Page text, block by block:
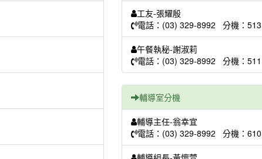
工友-張耀殷
電話：(03) 329-8992 分機：513
午餐執秘-謝淑莉
電話：(03) 329-8992 分機：511
輔導室分機
輔導主任-翁幸宜
電話：(03) 329-8992 分機：610